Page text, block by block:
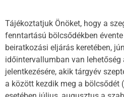
Tájékoztatjuk Önöket, hogy a
fenntartású bölcsődékben
beiratkozási eljárás keretében,
időintervallumban van lehetőség
jelentkezésére, akik tárgyév
a között kezdik meg a bölcsődét